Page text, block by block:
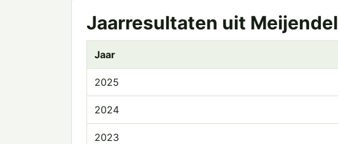
Jaarresultaten uit Meijendel
Jaar
2025
2024
2023